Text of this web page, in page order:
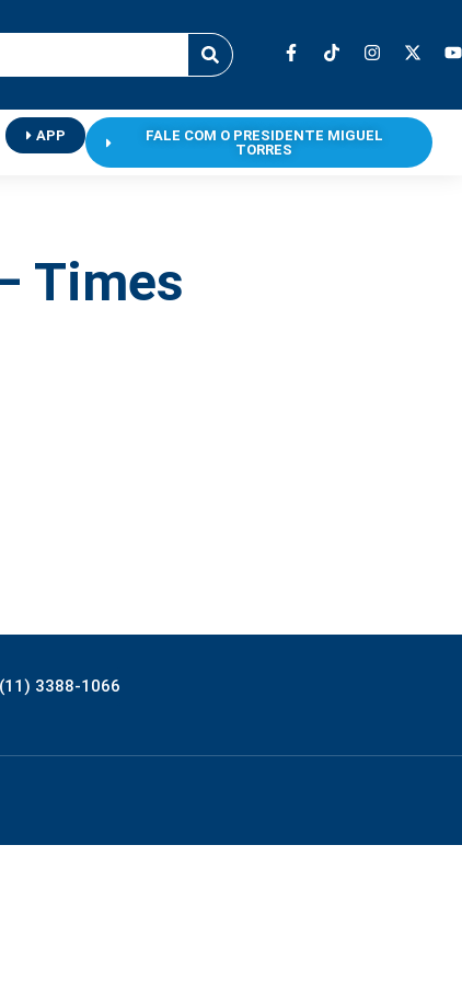
APP
FALE COM O PRESIDENTE MIGUEL
TORRES
Times
(11) 3388-1066